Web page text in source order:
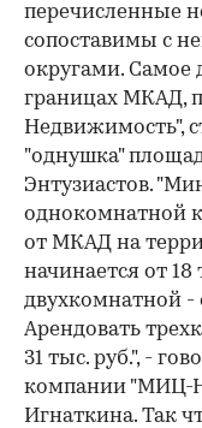
перечисленные
сопоставимы с
округами. Самое
границах МКАД,
Недвижимость",
"однушка"
Энтузиастов.
однокомнатной
от МКАД на
начинается от 18
двухкомнатной -
Арендовать
31 тыс. руб.", -
компании "МИЦ-
Игнаткина. Так